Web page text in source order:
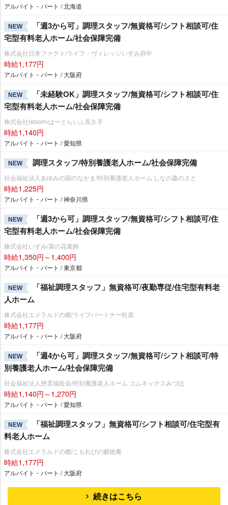
アルバイト・パート / 北海道
NEW
「週3から可」調理スタッフ/無資格可/シフト相談可/住
宅型有料老人ホーム/社会保障完備
株式会社日本ファクト/ライフ・ヴィレッジいずみ府中
時給1,177円
アルバイト・パート / 大阪府
NEW
「未経験OK」調理スタッフ/無資格可/シフト相談可/住
宅型有料老人ホーム/社会保障完備
株式会社reborn/はーとらいふ長久手
時給1,140円
アルバイト・パート / 愛知県
NEW 調理スタッフ/特別養護老人ホーム/社会保障完備
社会福祉法人あゆみの国のなかま/特別養護老人ホーム しなの森のさと
時給1,225円
アルバイト・パート / 神奈川県
NEW
「週3から可」調理スタッフ/無資格可/シフト相談可/住
宅型有料老人ホーム/社会保障完備
株式会社いずみ/菜の花葛飾
時給1,350円～1,400円
アルバイト・パート / 東京都
NEW
「福祉調理スタッフ」無資格可/夜勤専従/住宅型有料老
人ホーム
株式会社エメラルドの郷/ライフパートナー松原
時給1,177円
アルバイト・パート / 大阪府
NEW
「週4から可」調理スタッフ/無資格可/シフト相談可/特
別養護老人ホーム/社会保障完備
社会福祉法人慈雲福祉会/特別養護老人ホーム コムネックスみづほ
時給1,140円～1,270円
アルバイト・パート / 愛知県
NEW
「福祉調理スタッフ」無資格可/シフト相談可/住宅型有
料老人ホーム
株式会社エメラルドの郷/こもれびの郷徳庵
時給1,177円
アルバイト・パート / 大阪府
続きはこちら